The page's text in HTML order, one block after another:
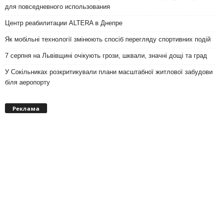
для повседневного использования
Центр реабилитации ALTERA в Днепре
Як мобільні технології змінюють спосіб перегляду спортивних подій
7 серпня на Львівщині очікують грози, шквали, значні дощі та град
У Сокільниках розкритикували плани масштабної житлової забудови
біля аеропорту
Реклама